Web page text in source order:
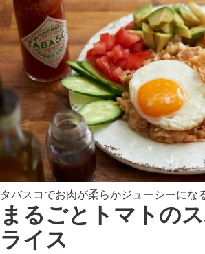
タバスコでお肉が柔らかジューシーにな
まるごとトマトの
ライス